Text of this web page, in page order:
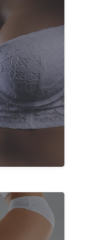
Büyütme
(Silikon)
Küçültme
Cerrahisi
Kaldırma)